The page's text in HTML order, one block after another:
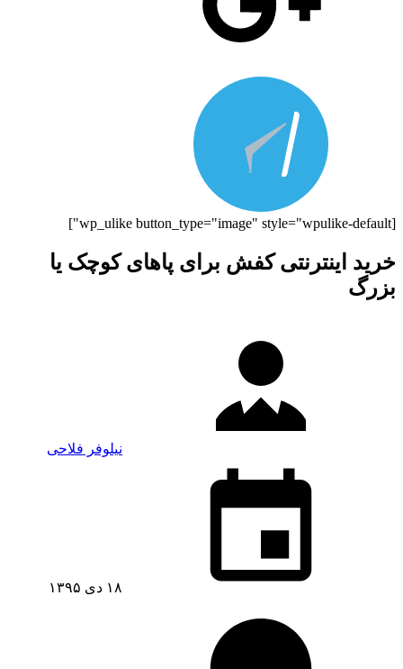
[wp_ulike button_type="image" style="wpulike-default"]
خرید اینترنتی کفش برای پاهای کوچک یا
بزرگ
نیلوفر فلاحی
۱۸ دی ۱۳۹۵